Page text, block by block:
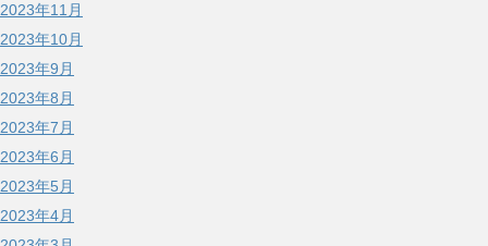
2023年11月
2023年10月
2023年9月
2023年8月
2023年7月
2023年6月
2023年5月
2023年4月